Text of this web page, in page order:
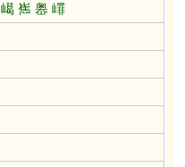
嶱 嶲 嶴 嶵